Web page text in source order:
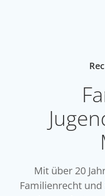
Mit über 20
Familienrecht